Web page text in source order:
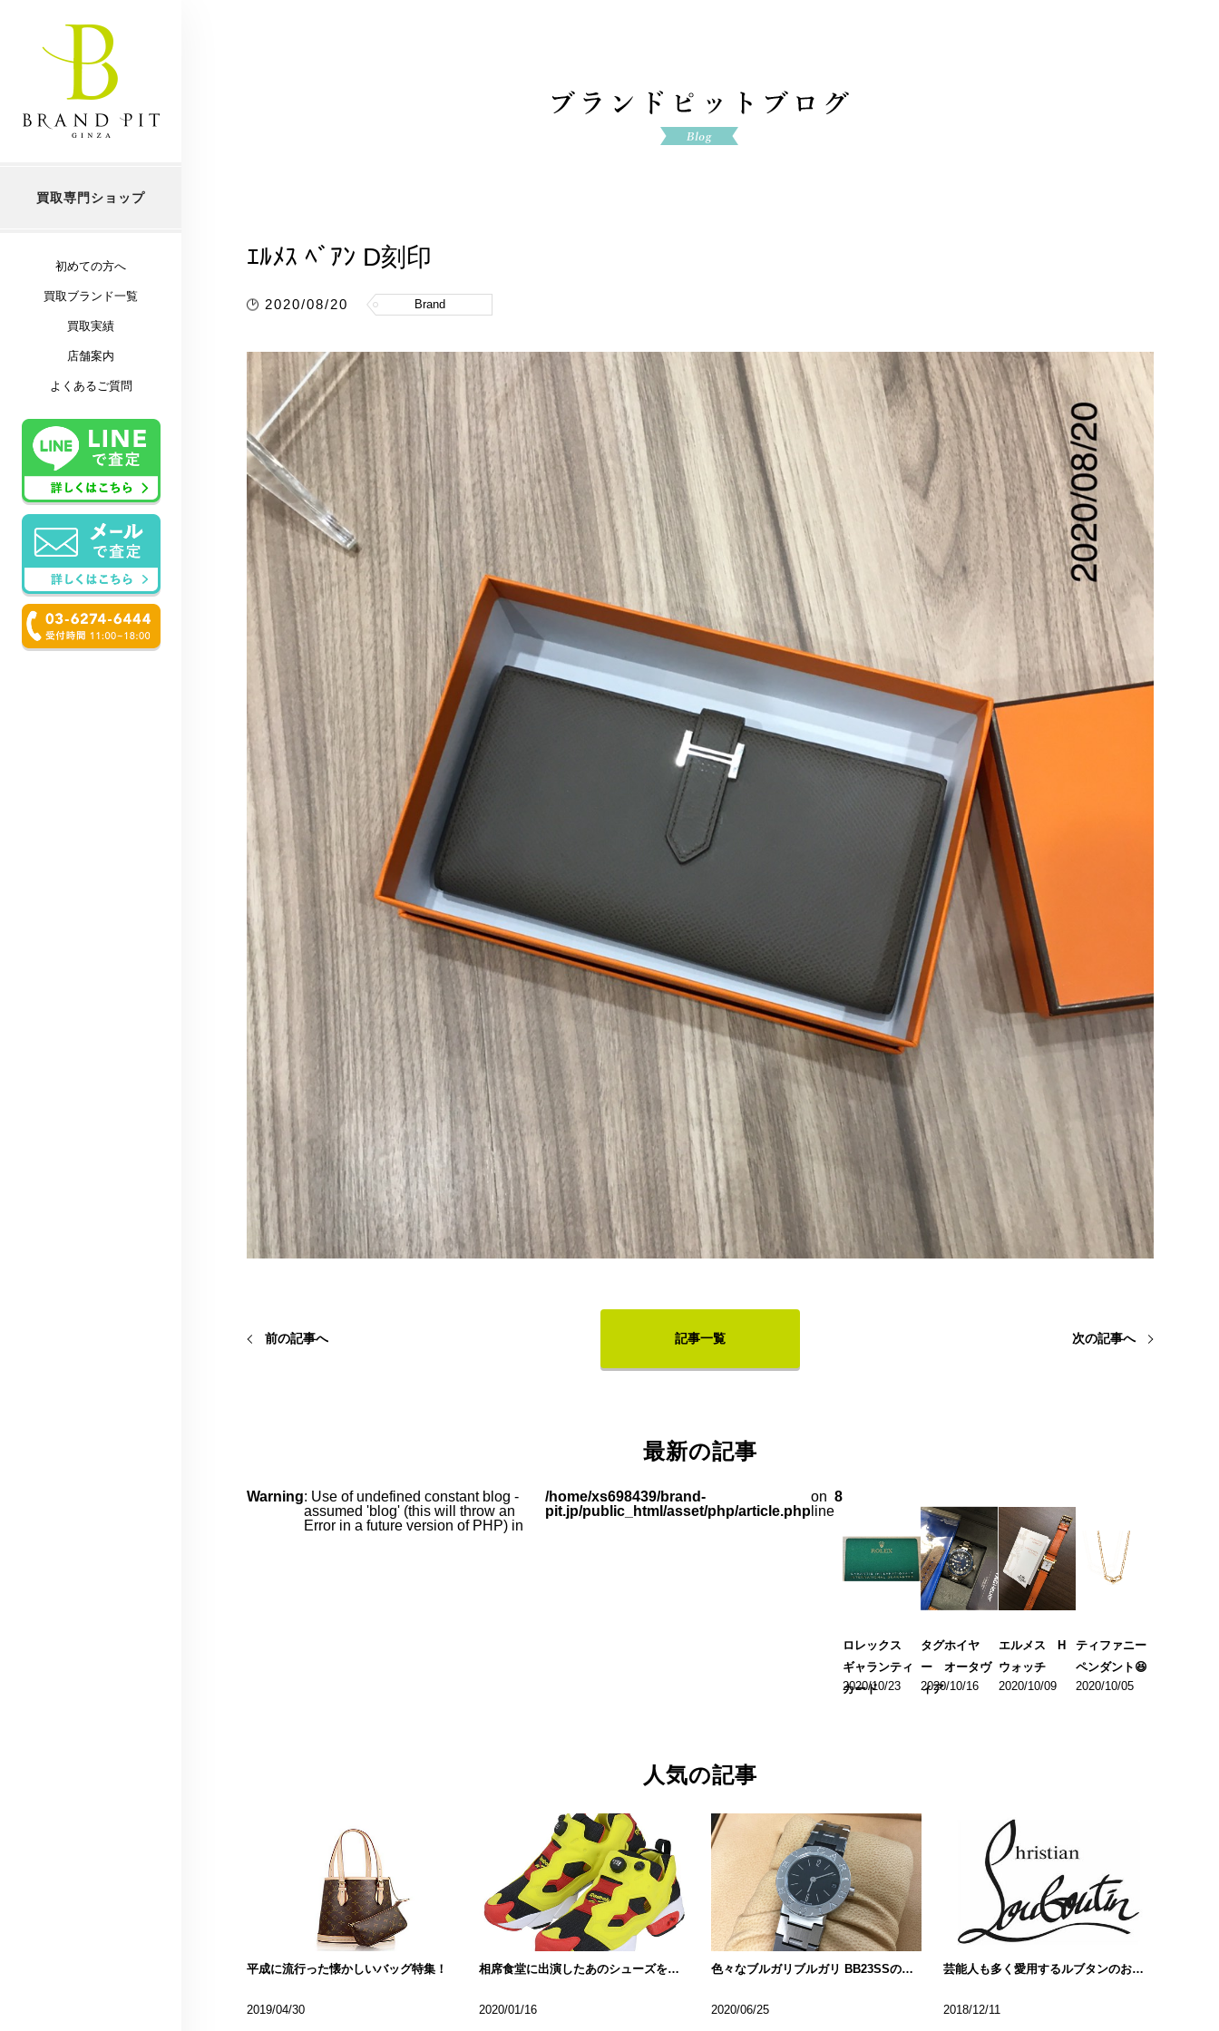
買取専門ショップ
初めての方へ
買取ブランド一覧
買取実績
店舗案内
よくあるご質問
ｴﾙﾒｽ ﾍﾞｱﾝ D刻印
2020/08/20 Brand
次の記事へ
前の記事へ 記事一覧
最新の記事
Warning: Use of undefined constant blog -
assumed 'blog' (this will throw an
Error in a future version of PHP) in
/home/xs698439/brand-
pit.jp/public_html/asset/php/article.php
on
line
8
ロレックス
ギャランティ
カード
2020/10/23
タグホイヤ
ー オータヴ
ィア
2020/10/16
エルメス H
ウォッチ
2020/10/09
ティファニー
ペンダント😆
2020/10/05
人気の記事
平成に流行った懐かしいバッグ特集！
2019/04/30
相席食堂に出演したあのシューズをご紹介
2020/01/16
色々なブルガリブルガリ BB23SSの種類について…
2020/06/25
芸能人も多く愛用するルブタンのお財布!!
2018/12/11